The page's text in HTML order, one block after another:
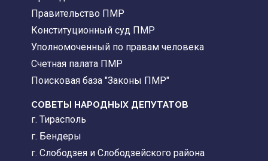
Правительство ПМР
Конституционный суд ПМР
Уполномоченный по правам человека
Счетная палата ПМР
Поисковая база "Законы ПМР"
СОВЕТЫ НАРОДНЫХ ДЕПУТАТОВ
г. Тирасполь
г. Бендеры
г. Слободзея и Слободзейского района